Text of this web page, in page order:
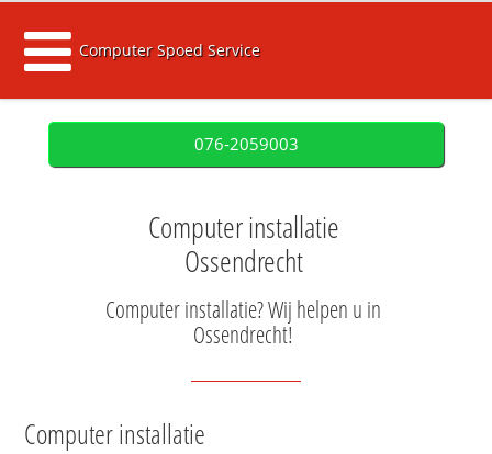
Computer Spoed Service
076-2059003
Computer installatie
Ossendrecht
Computer installatie? Wij helpen u in
Ossendrecht!
Computer installatie